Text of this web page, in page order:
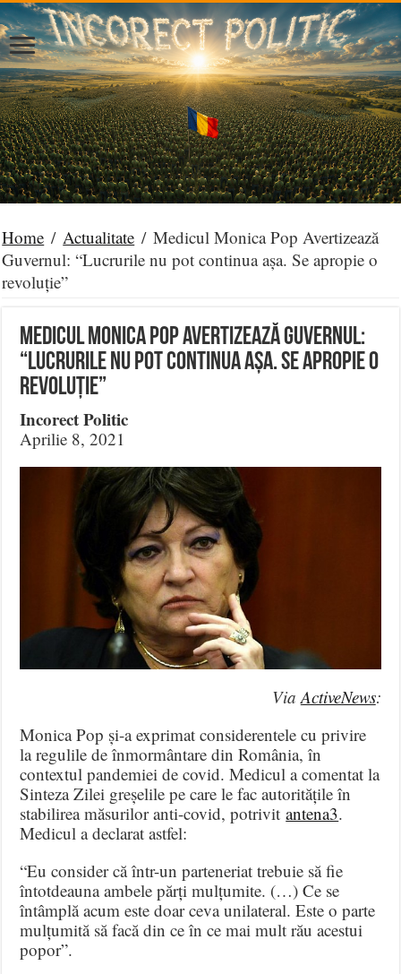
Home / Actualitate / Medicul Monica Pop Avertizează
Guvernul: “Lucrurile nu pot continua așa. Se apropie o
revoluție”
Medicul Monica Pop Avertizează Guvernul:
“Lucrurile nu pot continua așa. Se apropie o
revoluție”
Incorect Politic
Aprilie 8, 2021
ViaActiveNews:
Monica Pop și-a exprimat considerentele cu privire
la regulile de înmormântare din România, în
contextul pandemiei de covid. Medicul a comentat la
Sinteza Zilei greșelile pe care le fac autoritățile în
stabilirea măsurilor anti-covid, potrivitantena3.
Medicul a declarat astfel:
“Eu consider că într-un parteneriat trebuie să fie
întotdeauna ambele părți mulțumite. (…) Ce se
întâmplă acum este doar ceva unilateral. Este o parte
mulțumită să facă din ce în ce mai mult rău acestui
popor”.